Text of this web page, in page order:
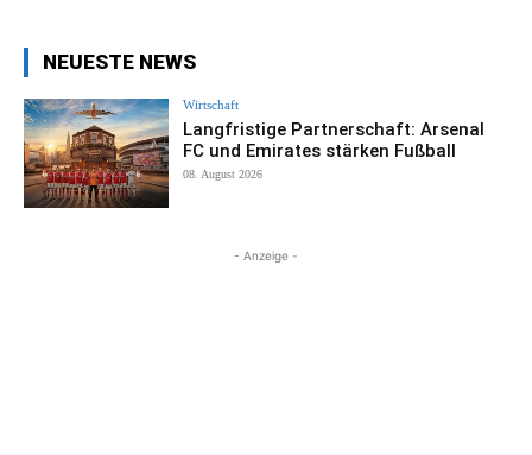
NEUESTE NEWS
Wirtschaft
Langfristige Partnerschaft: Arsenal
FC und Emirates stärken Fußball
08. August 2026
- Anzeige -